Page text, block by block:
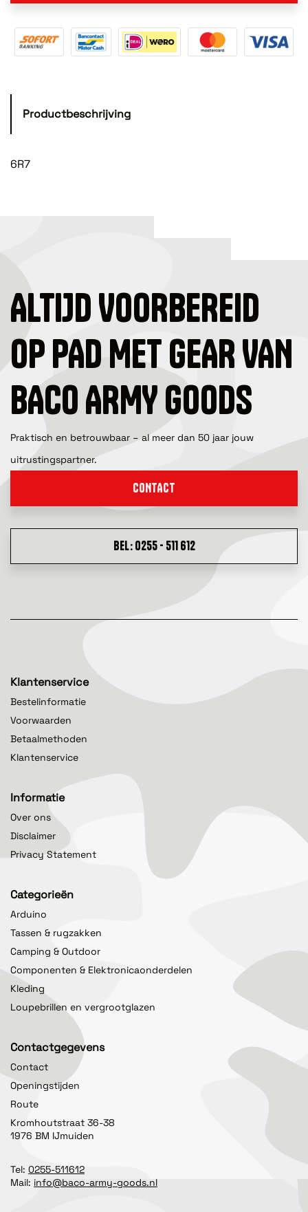
Productbeschrijving
6R7
ALTIJD VOORBEREID
OP PAD MET GEAR VAN
BACO ARMY GOODS
Praktisch en betrouwbaar – al meer dan 50 jaar jouw
uitrustingspartner.
CONTACT
BEL: 0255 - 511 612
Klantenservice
Bestelinformatie
Voorwaarden
Betaalmethoden
Klantenservice
Informatie
Over ons
Disclaimer
Privacy Statement
Categorieën
Arduino
Tassen & rugzakken
Camping & Outdoor
Componenten & Elektronicaonderdelen
Kleding
Loupebrillen en vergrootglazen
Contactgegevens
Contact
Openingstijden
Route
Kromhoutstraat 36-38
1976 BM IJmuiden
Tel: 0255-511612
Mail: info@baco-army-goods.nl